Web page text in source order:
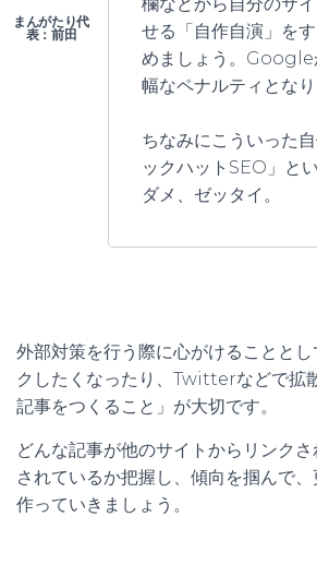
欄などから自分のサ
せる「自作自演」を
めましょう。Google
幅なペナルティとなり
ちなみにこういった
ックハットSEO」とい
ダメ、ゼッタイ。
外部対策を行う際に心がけることと
クしたくなったり、Twitterなどで拡
記事をつくること」が大切です。
どんな記事が他のサイトからリンク
されているか把握し、傾向を掴んで
作っていきましょう。